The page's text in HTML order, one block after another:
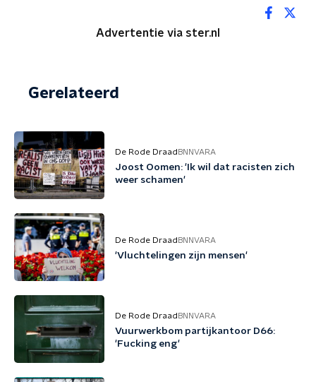
Advertentie via ster.nl
Gerelateerd
De Rode Draad BNNVARA
Joost Oomen: 'Ik wil dat racisten zich
weer schamen'
De Rode Draad BNNVARA
'Vluchtelingen zijn mensen'
De Rode Draad BNNVARA
Vuurwerkbom partijkantoor D66:
'Fucking eng'